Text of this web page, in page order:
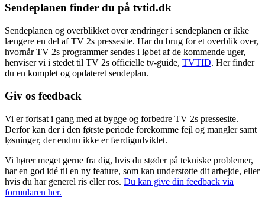
Sendeplanen finder du på tvtid.dk
Sendeplanen og overblikket over ændringer i sendeplanen er ikke
længere en del af TV 2s pressesite. Har du brug for et overblik over,
hvornår TV 2s programmer sendes i løbet af de kommende uger,
henviser vi i stedet til TV 2s officielle tv-guide, TVTID. Her finder
du en komplet og opdateret sendeplan.
Giv os feedback
Vi er fortsat i gang med at bygge og forbedre TV 2s pressesite.
Derfor kan der i den første periode forekomme fejl og mangler samt
løsninger, der endnu ikke er færdigudviklet.
Vi hører meget gerne fra dig, hvis du støder på tekniske problemer,
har en god idé til en ny feature, som kan understøtte dit arbejde, eller
hvis du har generel ris eller ros. Du kan give din feedback via
formularen her.